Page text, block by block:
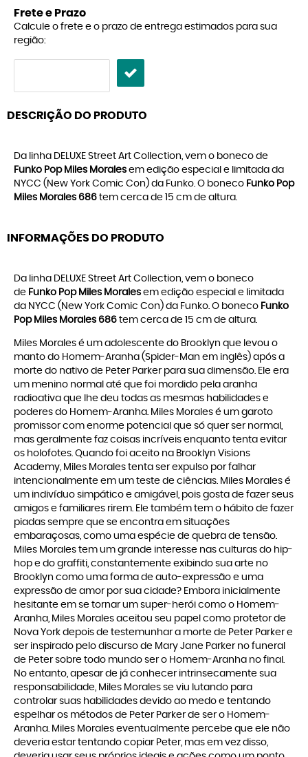
Frete e Prazo
Calcule o frete e o prazo de entrega estimados para sua
região:
DESCRIÇÃO DO PRODUTO
Da linha DELUXE Street Art Collection, vem o boneco de
Funko Pop Miles Morales em edição especial e limitada da
NYCC (New York Comic Con) da Funko. O boneco Funko Pop
Miles Morales 686 tem cerca de 15 cm de altura.
INFORMAÇÕES DO PRODUTO
Da linha DELUXE Street Art Collection, vem o boneco
de Funko Pop Miles Morales em edição especial e limitada
da NYCC (New York Comic Con) da Funko. O boneco Funko
Pop Miles Morales 686 tem cerca de 15 cm de altura.
Miles Morales é um adolescente do Brooklyn que levou o
manto do Homem-Aranha (Spider-Man em inglês) após a
morte do nativo de Peter Parker para sua dimensão. Ele era
um menino normal até que foi mordido pela aranha
radioativa que lhe deu todas as mesmas habilidades e
poderes do Homem-Aranha. Miles Morales é um garoto
promissor com enorme potencial que só quer ser normal,
mas geralmente faz coisas incríveis enquanto tenta evitar
os holofotes. Quando foi aceito na Brooklyn Visions
Academy, Miles Morales tenta ser expulso por falhar
intencionalmente em um teste de ciências. Miles Morales é
um indivíduo simpático e amigável, pois gosta de fazer seus
amigos e familiares rirem. Ele também tem o hábito de fazer
piadas sempre que se encontra em situações
embaraçosas, como uma espécie de quebra de tensão.
Miles Morales tem um grande interesse nas culturas do hip-
hop e do graffiti, constantemente exibindo sua arte no
Brooklyn como uma forma de auto-expressão e uma
expressão de amor por sua cidade? Embora inicialmente
hesitante em se tornar um super-herói como o Homem-
Aranha, Miles Morales aceitou seu papel como protetor de
Nova York depois de testemunhar a morte de Peter Parker e
ser inspirado pelo discurso de Mary Jane Parker no funeral
de Peter sobre todo mundo ser o Homem-Aranha no final.
No entanto, apesar de já conhecer intrinsecamente sua
responsabilidade, Miles Morales se viu lutando para
controlar suas habilidades devido ao medo e tentando
espelhar os métodos de Peter Parker de ser o Homem-
Aranha. Miles Morales eventualmente percebe que ele não
deveria estar tentando copiar Peter, mas em vez disso,